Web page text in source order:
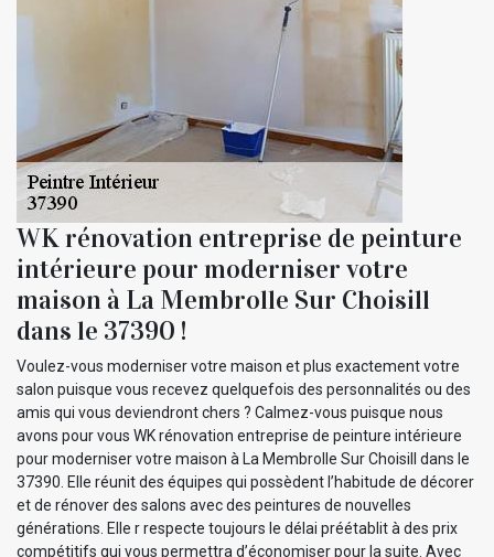
WK rénovation entreprise de peinture
intérieure pour moderniser votre
maison à La Membrolle Sur Choisill
dans le 37390 !
Voulez-vous moderniser votre maison et plus exactement votre
salon puisque vous recevez quelquefois des personnalités ou des
amis qui vous deviendront chers ? Calmez-vous puisque nous
avons pour vous WK rénovation entreprise de peinture intérieure
pour moderniser votre maison à La Membrolle Sur Choisill dans le
37390. Elle réunit des équipes qui possèdent l’habitude de décorer
et de rénover des salons avec des peintures de nouvelles
générations. Elle r respecte toujours le délai préétablit à des prix
compétitifs qui vous permettra d’économiser pour la suite. Avec